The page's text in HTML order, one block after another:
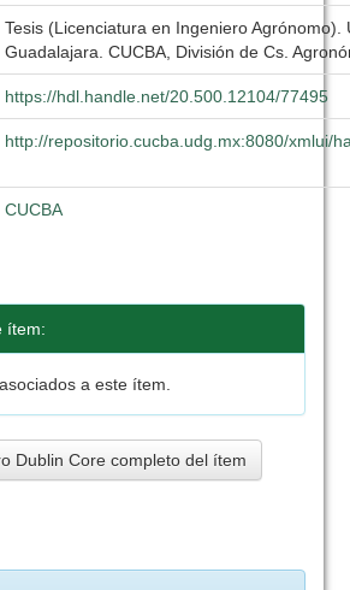
Tesis (Licenciatura en Ingeniero Agrónomo).
Guadalajara. CUCBA, División de Cs.
https://hdl.handle.net/20.500.12104/77495
http://repositorio.cucba.udg.mx:8080/xmlui/
CUCBA
ítem:
a este ítem.
Dublin Core completo del ítem